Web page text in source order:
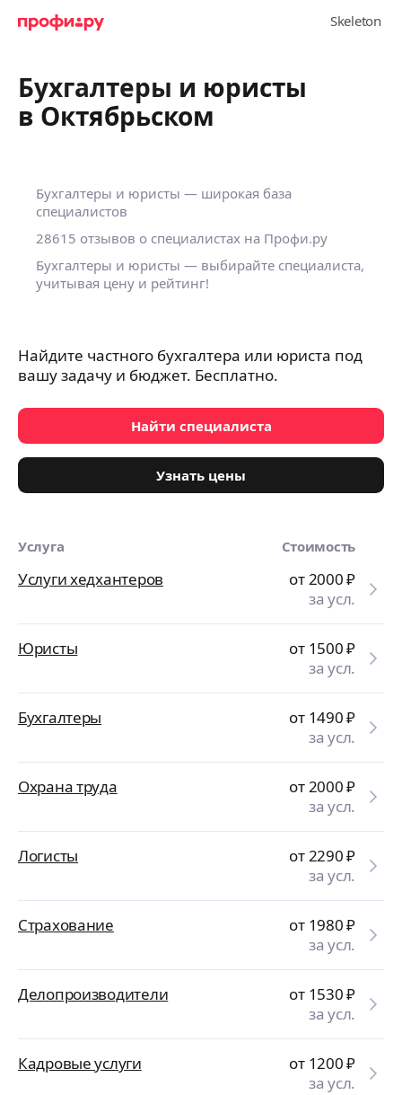
Бухгалтеры и юристы
в Октябрьском
Бухгалтеры и юристы — широкая база
специалистов
28615 отзывов о специалистах на Профи.ру
Бухгалтеры и юристы — выбирайте специалиста,
учитывая цену и рейтинг!
Найдите частного бухгалтера или юриста под
вашу задачу и бюджет. Бесплатно.
Найти специалиста
Узнать цены
Услуга Стоимость
Услуги хедхантеров от 2000₽
за усл.
Юристы от 1500₽
за усл.
Бухгалтеры от 1490₽
за усл.
Охрана труда от 2000₽
за усл.
Логисты от 2290₽
за усл.
Страхование от 1980₽
за усл.
Делопроизводители от 1530₽
за усл.
Кадровые услуги от 1200₽
за усл.